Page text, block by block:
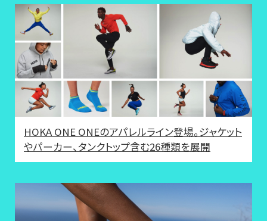
HOKA ONE ONEのアパレルライン登場。ジャケット
やパーカー、タンクトップ含む26種類を展開